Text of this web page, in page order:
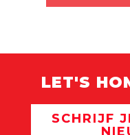
LET'S
SCHRIJF